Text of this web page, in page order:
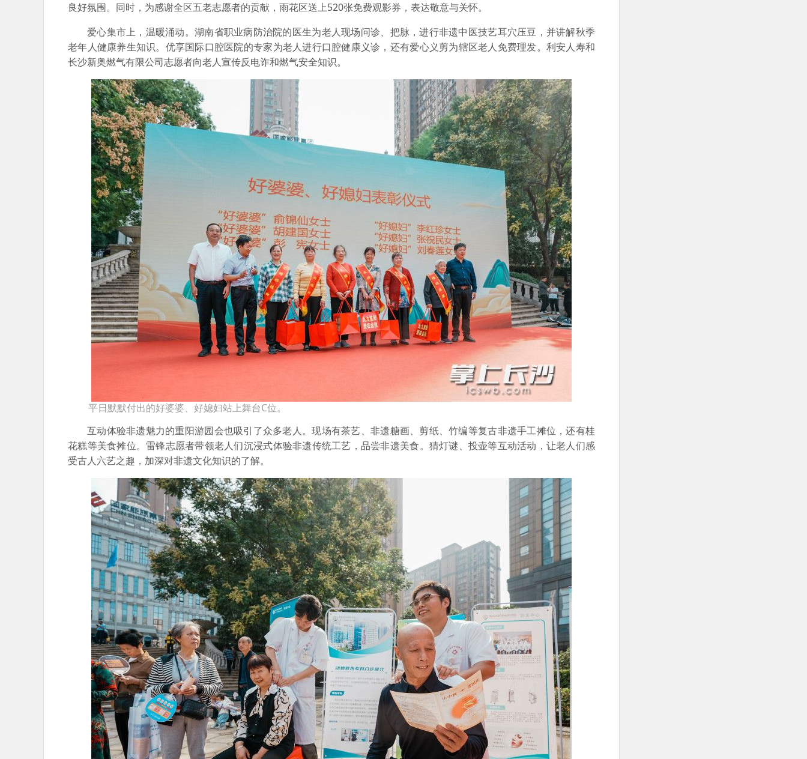
良好氛围。同时，为感谢全区五老志愿者的贡献，雨花区送上520张免费观影券，表达敬意与关怀。
爱心集市上，温暖涌动。湖南省职业病防治院的医生为老人现场问诊、把脉，进行非遗中医技艺耳穴压豆，并讲解秋季
老年人健康养生知识。优享国际口腔医院的专家为老人进行口腔健康义诊，还有爱心义剪为辖区老人免费理发。利安人寿和
长沙新奥燃气有限公司志愿者向老人宣传反电诈和燃气安全知识。
平日默默付出的好婆婆、好媳妇站上舞台C位。
互动体验非遗魅力的重阳游园会也吸引了众多老人。现场有茶艺、非遗糖画、剪纸、竹编等复古非遗手工摊位，还有桂
花糕等美食摊位。雷锋志愿者带领老人们沉浸式体验非遗传统工艺，品尝非遗美食。猜灯谜、投壶等互动活动，让老人们感
受古人六艺之趣，加深对非遗文化知识的了解。